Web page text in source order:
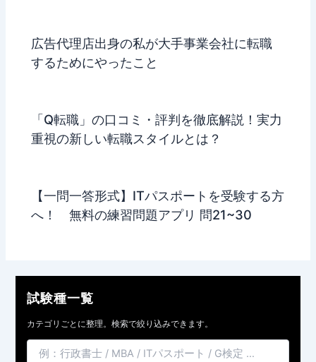
広告代理店出身の私が大手事業会社に転職
するためにやったこと
「Q転職」の口コミ・評判を徹底解説！実力
重視の新しい転職スタイルとは？
【一問一答形式】ITパスポートを受験する方
へ！ 無料の練習問題アプリ 問21~30
試験種一覧
カテゴリごとに整理。検索で絞り込みできます。